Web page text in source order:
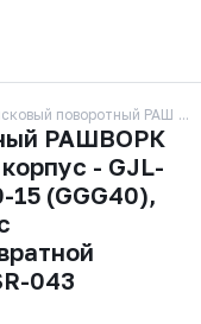
поворотный
РАШВОРК
- GJL-
15 (GGG40),
043